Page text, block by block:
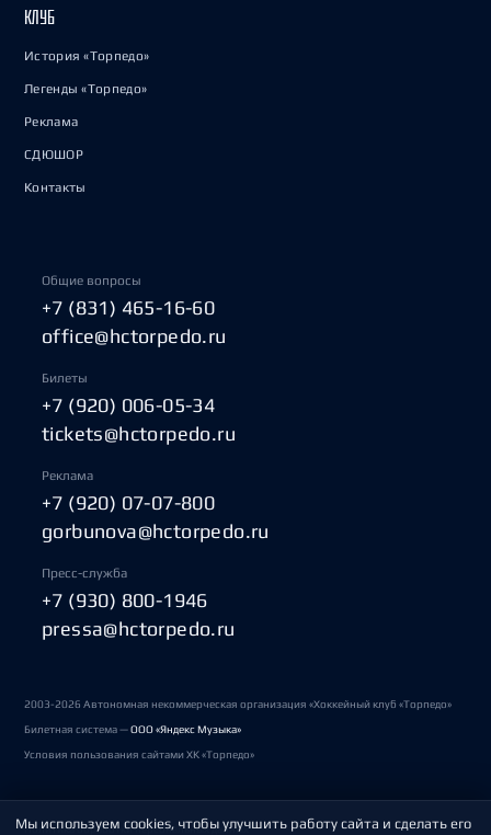
КЛУБ
История «Торпедо»
Легенды «Торпедо»
Реклама
СДЮШОР
Контакты
Общие вопросы
+7 (831) 465-16-60
office@hctorpedo.ru
Билеты
+7 (920) 006-05-34
tickets@hctorpedo.ru
Реклама
+7 (920) 07-07-800
gorbunova@hctorpedo.ru
Пресс-служба
+7 (930) 800-1946
pressa@hctorpedo.ru
2003-2026 Автономная некоммерческая организация «Хоккейный клуб «Торпедо»
Билетная система —ООО «Яндекс Музыка»
Условия пользования сайтами ХК «Торпедо»
Политика обработки персональных данных
Мы используем cookies, чтобы улучшить работу сайта и сделать его